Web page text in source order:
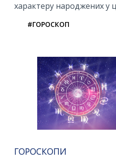
характеру народжених у
#ГОРОСКОП
ГОРОСКОПИ